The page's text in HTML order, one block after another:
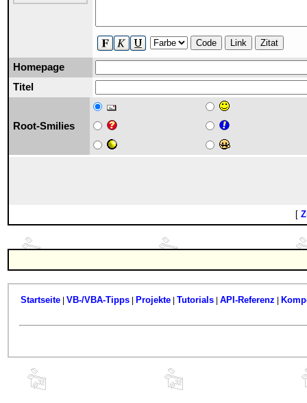
Code Link Zitat
Homepage
Titel
Root-Smilies
[
Startseite| VB-/VBA-Tipps| Projekte| Tutorials| API-Referenz